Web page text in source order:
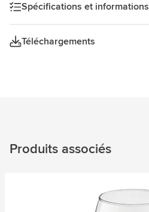
Spécifications et informations
Téléchargements
Produits associés